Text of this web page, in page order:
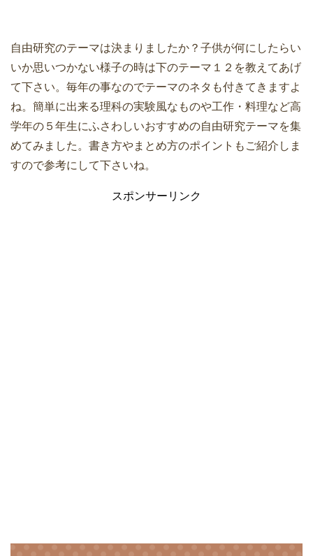
自由研究のテーマは決まりましたか？子供が何にしたらい
いか思いつかない様子の時は下のテーマ１２を教えてあげ
て下さい。毎年の事なのでテーマのネタも付きてきますよ
ね。簡単に出来る理科の実験風なものや工作・料理など高
学年の５年生にふさわしいおすすめの自由研究テーマを集
めてみました。書き方やまとめ方のポイントもご紹介しま
すので参考にして下さいね。
スポンサーリンク